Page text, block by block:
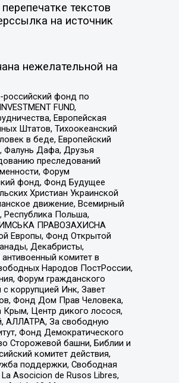
текстов
на источник
нежелательной на
фонд по
FUND,
Европейская
Штатов, Тихоокеанский
в беде, Европейский
Фалунь Дафа, Друзья
преследований
Форум
фонд, Фонд Будущее
Христиан Украинской
движение, Всемирный
Республика Польша,
ПРАВОЗАХИСНА
Европы, Фонд Открытой
Декабристы,
комитет в
Народов ПостРоссии,
Форум гражданского
коррупцией Инк, Завет
Фонд Дом Прав Человека,
Крым, Центр дикого лосося,
АЛЛАТРА, За свободную
Фонд Демократического
Сторожевой башни, Библии и
комитет действия,
поддержки, Свободная
Asocicion de Rusos Libres,